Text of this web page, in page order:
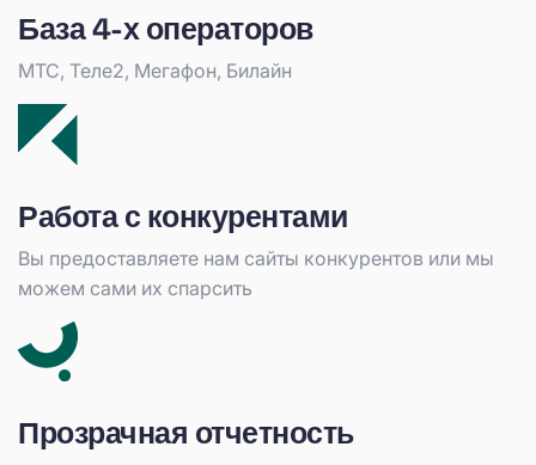
База 4-х операторов
МТС, Теле2, Мегафон, Билайн
Работа с конкурентами
Вы предоставляете нам сайты конкурентов или мы
можем сами их спарсить
Прозрачная отчетность